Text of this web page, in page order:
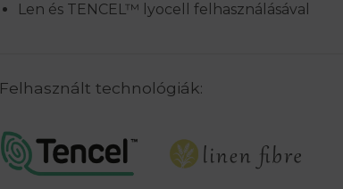
Len és TENCEL™ lyocell felhasználásával
Felhasznált technológiák: